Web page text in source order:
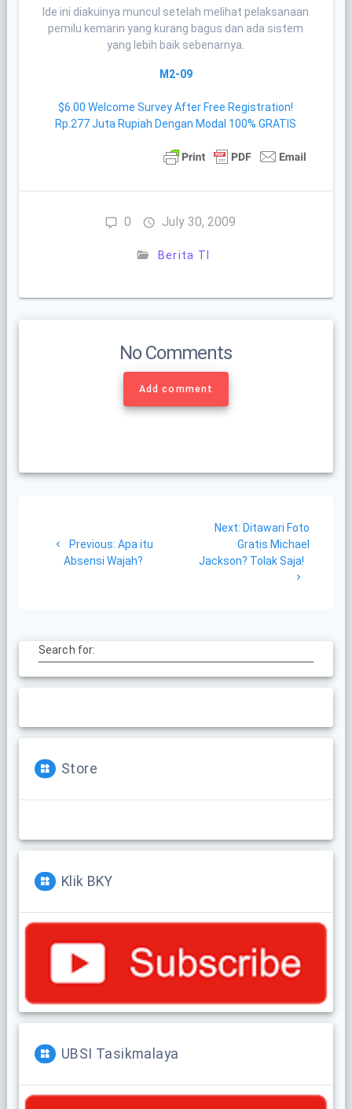
Ide ini diakuinya muncul setelah melihat pelaksanaan
pemilu kemarin yang kurang bagus dan ada sistem
yang lebih baik sebenarnya.
M2-09
$6.00 Welcome Survey After Free Registration!
Rp.277 Juta Rupiah Dengan Modal 100% GRATIS
0 July 30, 2009
Berita TI
No Comments
Add comment
navigation
Previous: Previous
post:
Apa itu
Absensi Wajah?
Next: Next
post:
Ditawari Foto
Gratis Michael
Jackson? Tolak Saja!
Search for:
Store
Klik BKY
UBSI Tasikmalaya